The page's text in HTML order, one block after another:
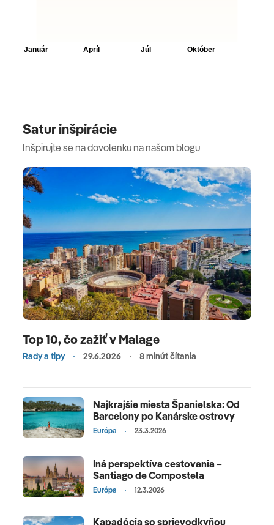
Satur inšpirácie
Inšpirujte se na dovolenku na našom blogu
Top 10, čo zažiť v Malage
Rady a tipy 29.6.2026 8 minút čítania
Najkrajšie miesta Španielska: Od
Barcelony po Kanárske ostrovy
Európa 23.3.2026
Iná perspektíva cestovania –
Santiago de Compostela
Európa 12.3.2026
Kapadócia so sprievodkyňou